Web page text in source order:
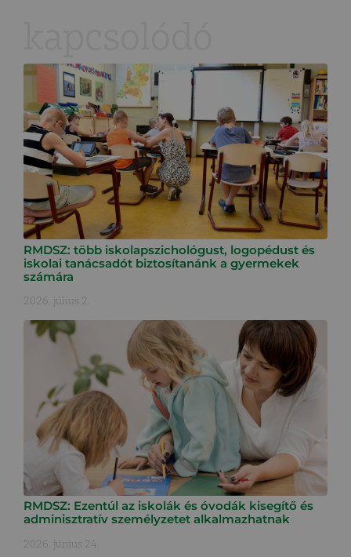
RMDSZ: több iskolapszichológust, logopédust és
iskolai tanácsadót biztosítanánk a gyermekek
számára
2026. július 2.
RMDSZ: Ezentúl az iskolák és óvodák kisegítő és
adminisztratív személyzetet alkalmazhatnak
2026. június 24.